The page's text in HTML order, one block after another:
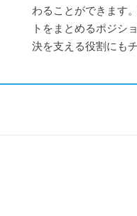
わることができます
トをまとめるポジシ
決を支える役割にも